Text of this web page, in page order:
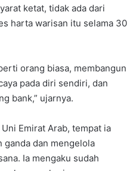
ketat, tidak ada dari
harta warisan itu selama 30
orang biasa, membangun
pada diri sendiri, dan
bank,” ujarnya.
Emirat Arab, tempat ia
ganda dan mengelola
Ia mengaku sudah